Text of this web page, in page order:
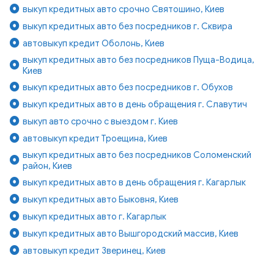
выкуп кредитных авто срочно Святошино, Киев
выкуп кредитных авто без посредников г. Сквира
автовыкуп кредит Оболонь, Киев
выкуп кредитных авто без посредников Пуща-Водица,
Киев
выкуп кредитных авто без посредников г. Обухов
выкуп кредитных авто в день обращения г. Славутич
выкуп авто срочно с выездом г. Киев
автовыкуп кредит Троещина, Киев
выкуп кредитных авто без посредников Соломенский
район, Киев
выкуп кредитных авто в день обращения г. Кагарлык
выкуп кредитных авто Быковня, Киев
выкуп кредитных авто г. Кагарлык
выкуп кредитных авто Вышгородский массив, Киев
автовыкуп кредит Зверинец, Киев